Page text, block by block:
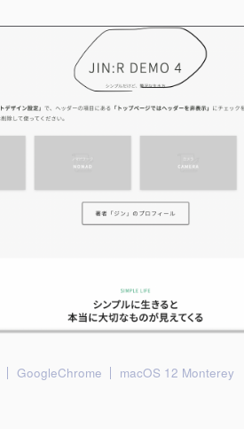
GoogleChrome macOS 12 Monterey